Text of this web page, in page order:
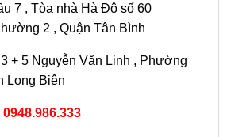
7 , Tòa nhà Hà Đô số 60
2 , Quận Tân Bình
+ 5 Nguyễn Văn Linh , Phường
Long Biên
0948.986.333